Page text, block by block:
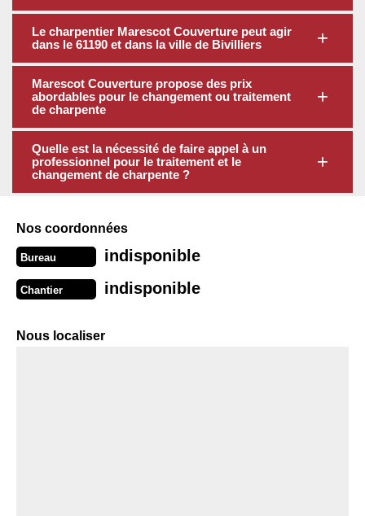
Le charpentier Marescot Couverture peut agir
dans le 61190 et dans la ville de Bivilliers
Marescot Couverture propose des prix
abordables pour le changement ou traitement
de charpente
Quelle est la nécessité de faire appel à un
professionnel pour le traitement et le
changement de charpente ?
Nos coordonnées
Bureau indisponible
Chantier indisponible
Nous localiser